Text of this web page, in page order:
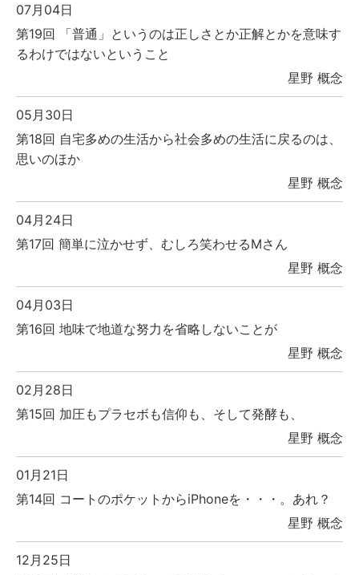
07月04日
第19回 「普通」というのは正しさとか正解とかを意味す
るわけではないということ
星野 概念
05月30日
第18回 自宅多めの生活から社会多めの生活に戻るのは、
思いのほか
星野 概念
04月24日
第17回 簡単に泣かせず、むしろ笑わせるMさん
星野 概念
04月03日
第16回 地味で地道な努力を省略しないことが
星野 概念
02月28日
第15回 加圧もプラセボも信仰も、そして発酵も、
星野 概念
01月21日
第14回 コートのポケットからiPhoneを・・・。あれ？
星野 概念
12月25日